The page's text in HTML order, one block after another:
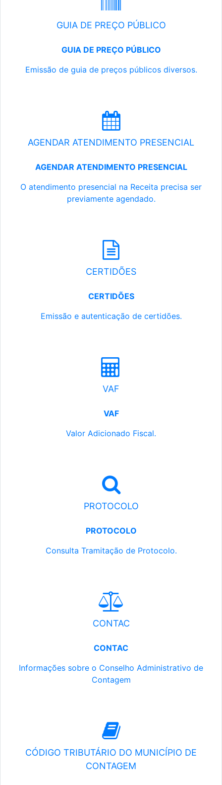
GUIA DE PREÇO PÚBLICO
GUIA DE PREÇO PÚBLICO
Emissão de guia de preços públicos diversos.
AGENDAR ATENDIMENTO PRESENCIAL
AGENDAR ATENDIMENTO PRESENCIAL
O atendimento presencial na Receita precisa ser
previamente agendado.
CERTIDÕES
CERTIDÕES
Emissão e autenticação de certidões.
VAF
VAF
Valor Adicionado Fiscal.
PROTOCOLO
PROTOCOLO
Consulta Tramitação de Protocolo.
CONTAC
CONTAC
Informações sobre o Conselho Administrativo de
Contagem
CÓDIGO TRIBUTÁRIO DO MUNICÍPIO DE
CONTAGEM